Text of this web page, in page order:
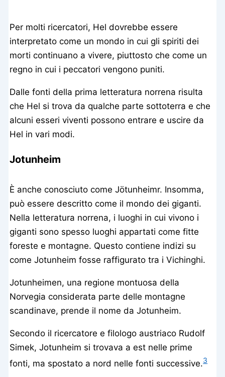
Per molti ricercatori, Hel dovrebbe essere
interpretato come un mondo in cui gli spiriti dei
morti continuano a vivere, piuttosto che come un
regno in cui i peccatori vengono puniti.
Dalle fonti della prima letteratura norrena risulta
che Hel si trova da qualche parte sottoterra e che
alcuni esseri viventi possono entrare e uscire da
Hel in vari modi.
Jotunheim
È anche conosciuto come Jötunheimr. Insomma,
può essere descritto come il mondo dei giganti.
Nella letteratura norrena, i luoghi in cui vivono i
giganti sono spesso luoghi appartati come fitte
foreste e montagne. Questo contiene indizi su
come Jotunheim fosse raffigurato tra i Vichinghi.
Jotunheimen, una regione montuosa della
Norvegia considerata parte delle montagne
scandinave, prende il nome da Jotunheim.
Secondo il ricercatore e filologo austriaco Rudolf
Simek, Jotunheim si trovava a est nelle prime
fonti, ma spostato a nord nelle fonti successive.3